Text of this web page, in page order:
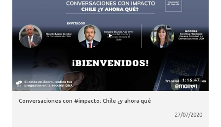
1:16:47
Conversaciones con #impacto: Chile ¿y ahora qué
27/07/2020